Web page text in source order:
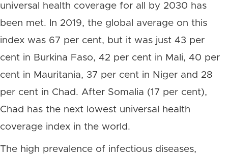
universal health coverage for all by 2030 has
been met. In 2019, the global average on this
index was 67 per cent, but it was just 43 per
cent in Burkina Faso, 42 per cent in Mali, 40 per
cent in Mauritania, 37 per cent in Niger and 28
per cent in Chad. After Somalia (17 per cent),
Chad has the next lowest universal health
coverage index in the world.
The high prevalence of infectious diseases,